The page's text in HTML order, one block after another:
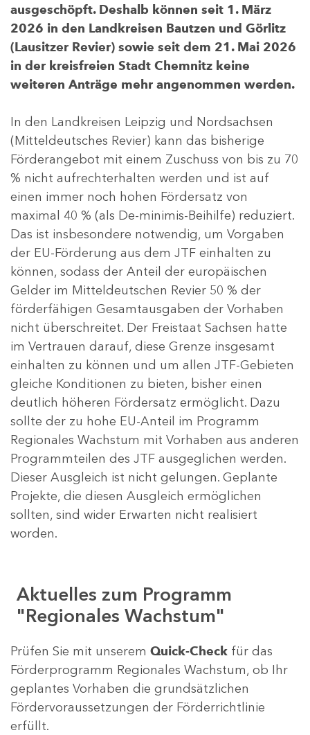
ausgeschöpft. Deshalb können seit 1. März
2026 in den Landkreisen Bautzen und Görlitz
(Lausitzer Revier) sowie seit dem 21. Mai 2026
in der kreisfreien Stadt Chemnitz keine
weiteren Anträge mehr angenommen werden.
In den Landkreisen Leipzig und Nordsachsen
(Mitteldeutsches Revier) kann das bisherige
Förderangebot mit einem Zuschuss von bis zu 70
% nicht aufrechterhalten werden und ist auf
einen immer noch hohen Fördersatz von
maximal 40 % (als De-minimis-Beihilfe) reduziert.
Das ist insbesondere notwendig, um Vorgaben
der EU-Förderung aus dem JTF einhalten zu
können, sodass der Anteil der europäischen
Gelder im Mitteldeutschen Revier 50 % der
förderfähigen Gesamtausgaben der Vorhaben
nicht überschreitet. Der Freistaat Sachsen hatte
im Vertrauen darauf, diese Grenze insgesamt
einhalten zu können und um allen JTF-Gebieten
gleiche Konditionen zu bieten, bisher einen
deutlich höheren Fördersatz ermöglicht. Dazu
sollte der zu hohe EU-Anteil im Programm
Regionales Wachstum mit Vorhaben aus anderen
Programmteilen des JTF ausgeglichen werden.
Dieser Ausgleich ist nicht gelungen. Geplante
Projekte, die diesen Ausgleich ermöglichen
sollten, sind wider Erwarten nicht realisiert
worden.
Aktuelles zum Programm
"Regionales Wachstum"
Prüfen Sie mit unserem Quick-Check für das
Förderprogramm Regionales Wachstum, ob Ihr
geplantes Vorhaben die grundsätzlichen
Fördervoraussetzungen der Förderrichtlinie
erfüllt.